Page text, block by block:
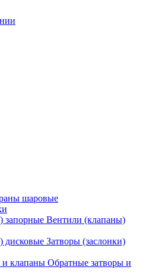
шаровые
Вентили (клапаны)
Затворы (заслонки)
Обратные затворы и